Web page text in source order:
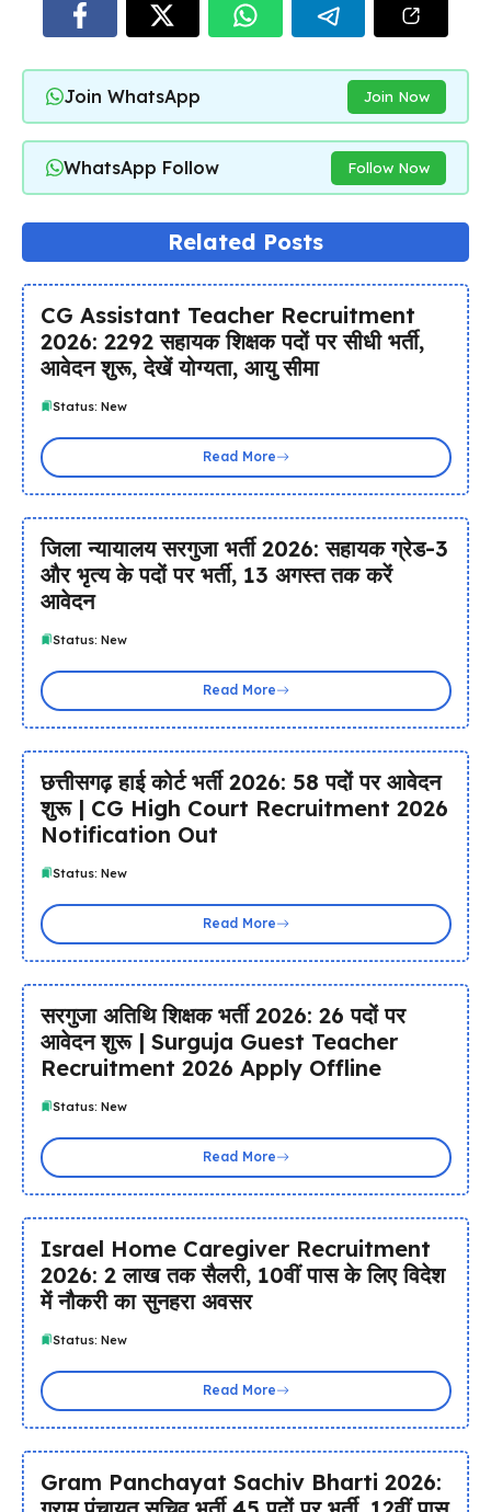
Join WhatsApp Join Now
WhatsApp Follow Follow Now
Related Posts
CG Assistant Teacher Recruitment
2026: 2292 सहायक शिक्षक पदों पर सीधी भर्ती,
आवेदन शुरू, देखें योग्यता, आयु सीमा
Status: New
Read More
जिला न्यायालय सरगुजा भर्ती 2026: सहायक ग्रेड-3
और भृत्य के पदों पर भर्ती, 13 अगस्त तक करें
आवेदन
Status: New
Read More
छत्तीसगढ़ हाई कोर्ट भर्ती 2026: 58 पदों पर आवेदन
शुरू | CG High Court Recruitment 2026
Notification Out
Status: New
Read More
सरगुजा अतिथि शिक्षक भर्ती 2026: 26 पदों पर
आवेदन शुरू | Surguja Guest Teacher
Recruitment 2026 Apply Offline
Status: New
Read More
Israel Home Caregiver Recruitment
2026: ₹2 लाख तक सैलरी, 10वीं पास के लिए विदेश
में नौकरी का सुनहरा अवसर
Status: New
Read More
Gram Panchayat Sachiv Bharti 2026: